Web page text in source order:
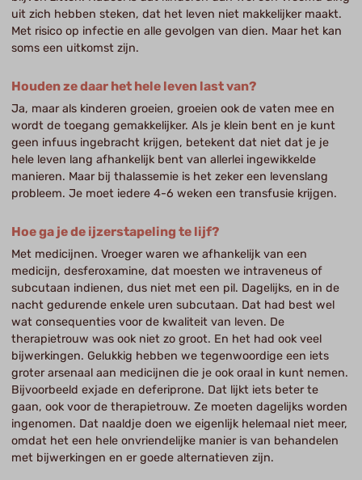
uit zich hebben steken, dat het leven niet makkelijker maakt.
Met risico op infectie en alle gevolgen van dien. Maar het kan
soms een uitkomst zijn.
Houden ze daar het hele leven last van?
Ja, maar als kinderen groeien, groeien ook de vaten mee en
wordt de toegang gemakkelijker. Als je klein bent en je kunt
geen infuus ingebracht krijgen, betekent dat niet dat je je
hele leven lang afhankelijk bent van allerlei ingewikkelde
manieren. Maar bij thalassemie is het zeker een levenslang
probleem. Je moet iedere 4-6 weken een transfusie krijgen.
Hoe ga je de ijzerstapeling te lijf?
Met medicijnen. Vroeger waren we afhankelijk van een
medicijn, desferoxamine, dat moesten we intraveneus of
subcutaan indienen, dus niet met een pil. Dagelijks, en in de
nacht gedurende enkele uren subcutaan. Dat had best wel
wat consequenties voor de kwaliteit van leven. De
therapietrouw was ook niet zo groot. En het had ook veel
bijwerkingen. Gelukkig hebben we tegenwoordige een iets
groter arsenaal aan medicijnen die je ook oraal in kunt nemen.
Bijvoorbeeld exjade en deferiprone. Dat lijkt iets beter te
gaan, ook voor de therapietrouw. Ze moeten dagelijks worden
ingenomen. Dat naaldje doen we eigenlijk helemaal niet meer,
omdat het een hele onvriendelijke manier is van behandelen
met bijwerkingen en er goede alternatieven zijn.